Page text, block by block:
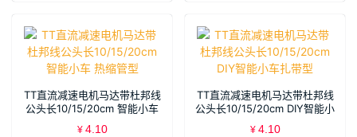
TT直流减速电机马达带杜邦线
公头长10/15/20cm 智能小车
热缩管型
¥ 4.10
TT直流减速电机马达带杜邦线
公头长10/15/20cm DIY智能小
车扎带型
¥ 4.10